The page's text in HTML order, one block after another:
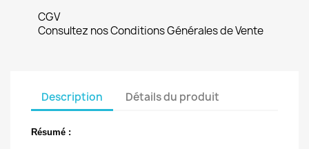
CGV
Consultez nos Conditions Générales de Vente
Description Détails du produit
Résumé :